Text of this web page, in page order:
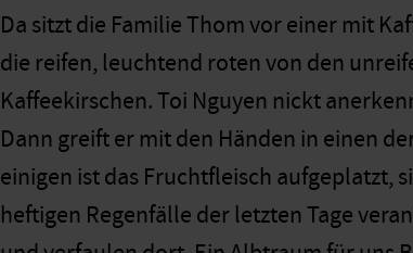
Da sitzt die Familie Thom vor einer mit
die reifen, leuchtend roten von den
Kaffeekirschen. Toi Nguyen nickt
Dann greift er mit den Händen in einen
einigen ist das Fruchtfleisch aufgeplatzt,
heftigen Regenfälle der letzten Tage